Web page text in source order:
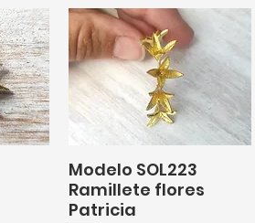
Modelo SOL223
Ramillete flores
Patricia